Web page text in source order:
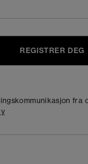
REGISTRER DEG
fra